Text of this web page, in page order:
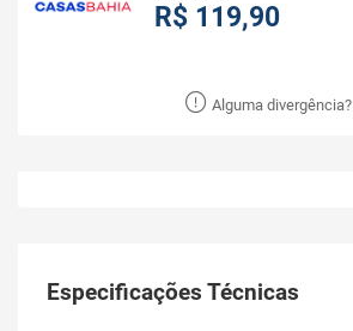
R$ 119,90
Alguma divergência?
Especificações Técnicas